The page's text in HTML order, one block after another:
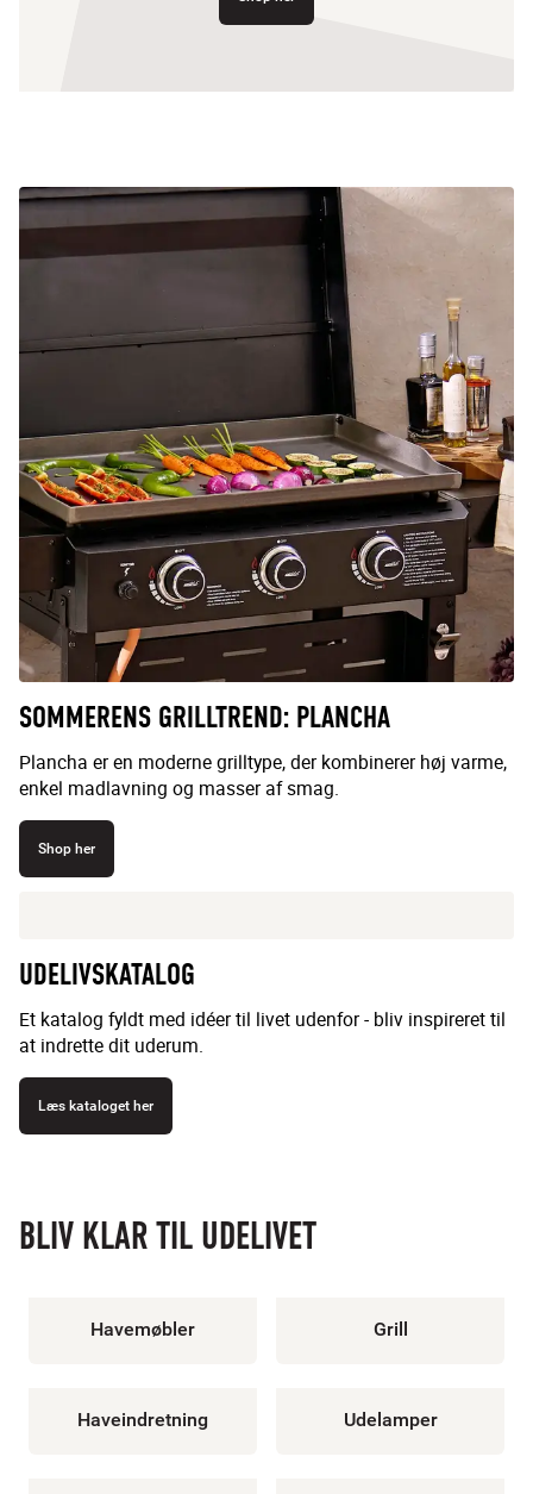
SOMMERENS GRILLTREND: PLANCHA
Plancha er en moderne grilltype, der kombinerer høj varme,
enkel madlavning og masser af smag.
Shop her
UDELIVSKATALOG
Et katalog fyldt med idéer til livet udenfor - bliv inspireret til
at indrette dit uderum.
Læs kataloget her
BLIV KLAR TIL UDELIVET
Havemøbler Grill
Haveindretning Udelamper